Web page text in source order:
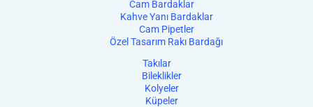
Cam Bardaklar
Kahve Yanı Bardaklar
Cam Pipetler
Özel Tasarım Rakı Bardağı
Takılar
Bileklikler
Kolyeler
Küpeler